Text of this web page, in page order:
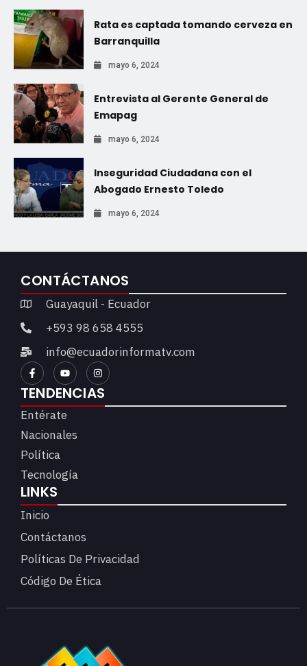
Rata es captada tomando cerveza en
Barranquilla
mayo 6, 2024
Entrevista al Gerente General de
Emapag
mayo 6, 2024
Inseguridad Ciudadana con el
Abogado Ernesto Toledo
mayo 6, 2024
CONTÁCTANOS
Guayaquil - Ecuador
+593 98 658 4555
info@ecuadorinformatv.com
TENDENCIAS
Entérate
Nacionales
Política
Tecnología
LINKS
Inicio
Contáctanos
Políticas De Privacidad
Código De Ética